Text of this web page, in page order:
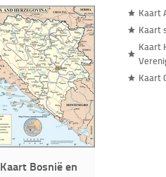
Kaart Bosnië en
Kaart
Kaart
Kaart
Kaart